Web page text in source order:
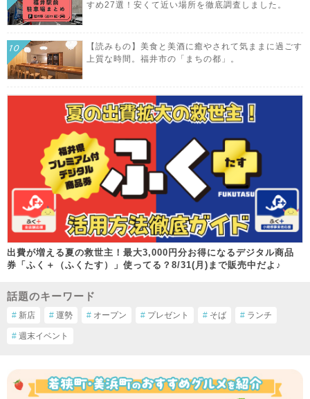
すめ27選！安くて近い場所を徹底調査しました。
【読みもの】美食と美酒に癒やされて気ままに過ごす
上質な時間。福井市の「まちの都」。
出費が増える夏の救世主！最大3,000円分お得になるデジタル商品
券「ふく＋（ふくたす）」使ってる？8/31(月)まで販売中だよ♪
話題のキーワード
# 新店 # 運勢 # オープン # プレゼント # そば # ランチ
# 週末イベント